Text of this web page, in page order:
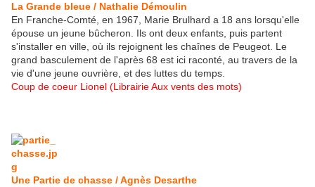
La Grande bleue / Nathalie Démoulin
En Franche-Comté, en 1967, Marie Brulhard a 18 ans lorsqu'elle
épouse un jeune bûcheron. Ils ont deux enfants, puis partent
s'installer en ville, où ils rejoignent les chaînes de Peugeot. Le
grand basculement de l'après 68 est ici raconté, au travers de la
vie d'une jeune ouvrière, et des luttes du temps.
Coup de coeur Lionel (Librairie Aux vents des mots)
Une Partie de chasse / Agnès Desarthe